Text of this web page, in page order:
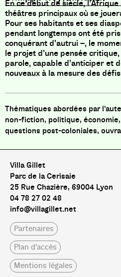
En ce début de siècle,
théâtres principaux où se
Pour ses habitants et ses
pendant longtemps ont été
conquérant d’autrui –, le
le projet d’une pensée
parole, capable d’anticiper et
nouveaux à la mesure des
non-fiction, politique,
questions post-coloniales,
Villa Gillet
Parc de la Cerisaie
25 Rue Chazière, 69004 Lyon
04 78 27 02 48
info@villagillet.net
Partenaires
Plan d'accès
Mentions légales